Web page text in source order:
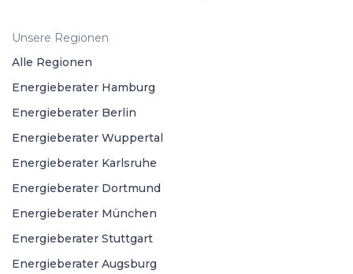
Unsere Regionen
Alle Regionen
Energieberater Hamburg
Energieberater Berlin
Energieberater Wuppertal
Energieberater Karlsruhe
Energieberater Dortmund
Energieberater München
Energieberater Stuttgart
Energieberater Augsburg